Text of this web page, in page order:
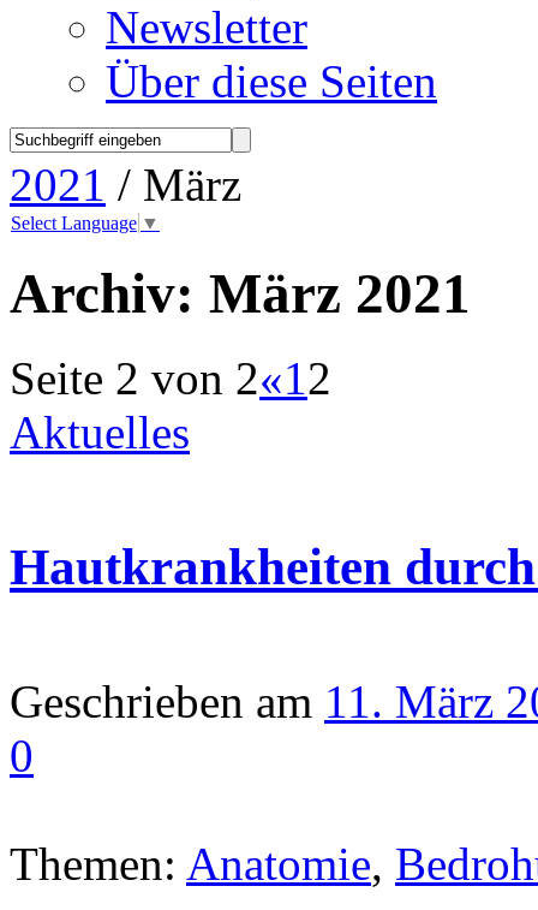
Newsletter
Über diese Seiten
2021 / März
Select Language ▼
Archiv: März 2021
Seite 2 von 2«12
Aktuelles
Hautkrankheiten durch
Geschrieben am 11. März
0
Themen: Anatomie,